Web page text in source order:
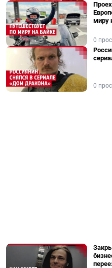
миру
0
0